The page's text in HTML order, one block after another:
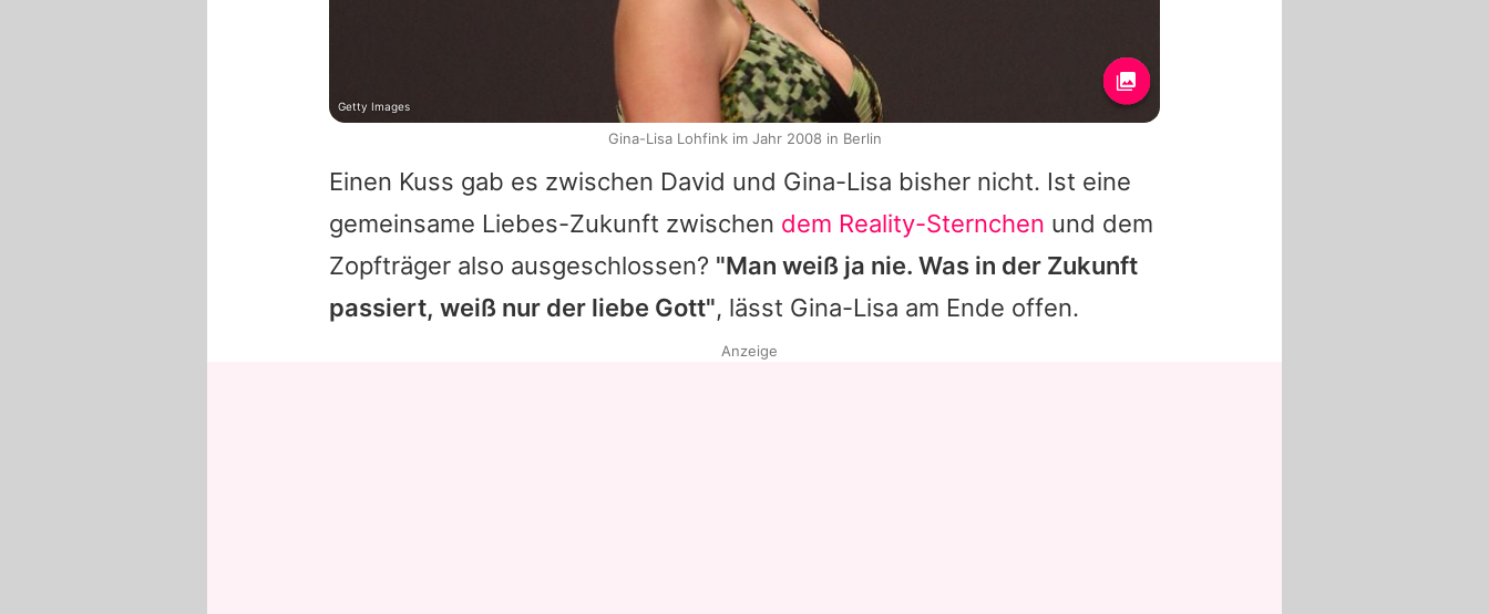
Einen Kuss gab es zwischen David und Gina-Lisa bisher nicht. Ist eine
gemeinsame Liebes-Zukunft zwischen dem Reality-Sternchen und dem
Zopfträger also ausgeschlossen? "Man weiß ja nie. Was in der Zukunft
passiert, weiß nur der liebe Gott", lässt Gina-Lisa am Ende offen.
Getty Images
Gina-Lisa Lohfink im Jahr 2008 in Berlin
Anzeige